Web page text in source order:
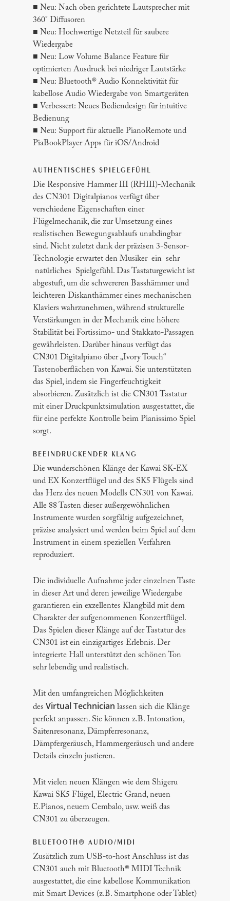
■ Neu: Nach oben gerichtete Lautsprecher mit
360° Diffusoren
■ Neu: Hochwertige Netzteil für saubere
Wiedergabe
■ Neu: Low Volume Balance Feature für
optimierten Ausdruck bei niedriger Lautstärke
■ Neu: Bluetooth® Audio Konnektivität für
kabellose Audio Wiedergabe von Smartgeräten
■ Verbessert: Neues Bediendesign für intuitive
Bedienung
■ Neu: Support für aktuelle PianoRemote und
PiaBookPlayer Apps für iOS/Android
AUTHENTISCHES SPIELGEFÜHL
Die Responsive Hammer III (RHIII)-Mechanik
des CN301 Digitalpianos verfügt über
verschiedene Eigenschaften einer
Flügelmechanik, die zur Umsetzung eines
realistischen Bewegungsablaufs unabdingbar
sind. Nicht zuletzt dank der präzisen 3-Sensor-
Technologie erwartet den Musiker ein sehr
natürliches Spielgefühl. Das Tastaturgewicht ist
abgestuft, um die schwereren Basshämmer und
leichteren Diskanthämmer eines mechanischen
Klaviers wahrzunehmen, während strukturelle
Verstärkungen in der Mechanik eine höhere
Stabilität bei Fortissimo- und Stakkato-Passagen
gewährleisten. Darüber hinaus verfügt das
CN301 Digitalpiano über „Ivory Touch“
Tastenoberflächen von Kawai. Sie unterstützten
das Spiel, indem sie Fingerfeuchtigkeit
absorbieren. Zusätzlich ist die CN301 Tastatur
mit einer Druckpunktsimulation ausgestattet, die
für eine perfekte Kontrolle beim Pianissimo Spiel
sorgt.
BEEINDRUCKENDER KLANG
Die wunderschönen Klänge der Kawai SK-EX
und EX Konzertflügel und des SK5 Flügels sind
das Herz des neuen Modells CN301 von Kawai.
Alle 88 Tasten dieser außergewöhnlichen
Instrumente wurden sorgfältig aufgezeichnet,
präzise analysiert und werden beim Spiel auf dem
Instrument in einem speziellen Verfahren
reproduziert.
Die individuelle Aufnahme jeder einzelnen Taste
in dieser Art und deren jeweilige Wiedergabe
garantieren ein exzellentes Klangbild mit dem
Charakter der aufgenommenen Konzertflügel.
Das Spielen dieser Klänge auf der Tastatur des
CN301 ist ein einzigartiges Erlebnis. Der
integrierte Hall unterstützt den schönen Ton
sehr lebendig und realistisch.
Mit den umfangreichen Möglichkeiten
desVirtual Technician lassen sich die Klänge
perfekt anpassen. Sie können z.B. Intonation,
Saitenresonanz, Dämpferresonanz,
Dämpfergeräusch, Hammergeräusch und andere
Details einzeln justieren.
Mit vielen neuen Klängen wie dem Shigeru
Kawai SK5 Flügel, Electric Grand, neuen
E.Pianos, neuem Cembalo, usw. weiß das
CN301 zu überzeugen.
BLUETOOTH® AUDIO/MIDI
Zusätzlich zum USB-to-host Anschluss ist das
CN301 auch mit Bluetooth® MIDI Technik
ausgestattet, die eine kabellose Kommunikation
mit Smart Devices (z.B. Smartphone oder Tablet)